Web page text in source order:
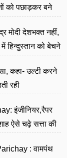
को पछाड़कर बने
मोदी देशभक्त नहीं,
हिन्दुस्तान को बेचने
कहा- उल्टी करने
रही
इंजीनियर,रैपर
ऐसे चढ़े सत्ता की
: वामपंथ